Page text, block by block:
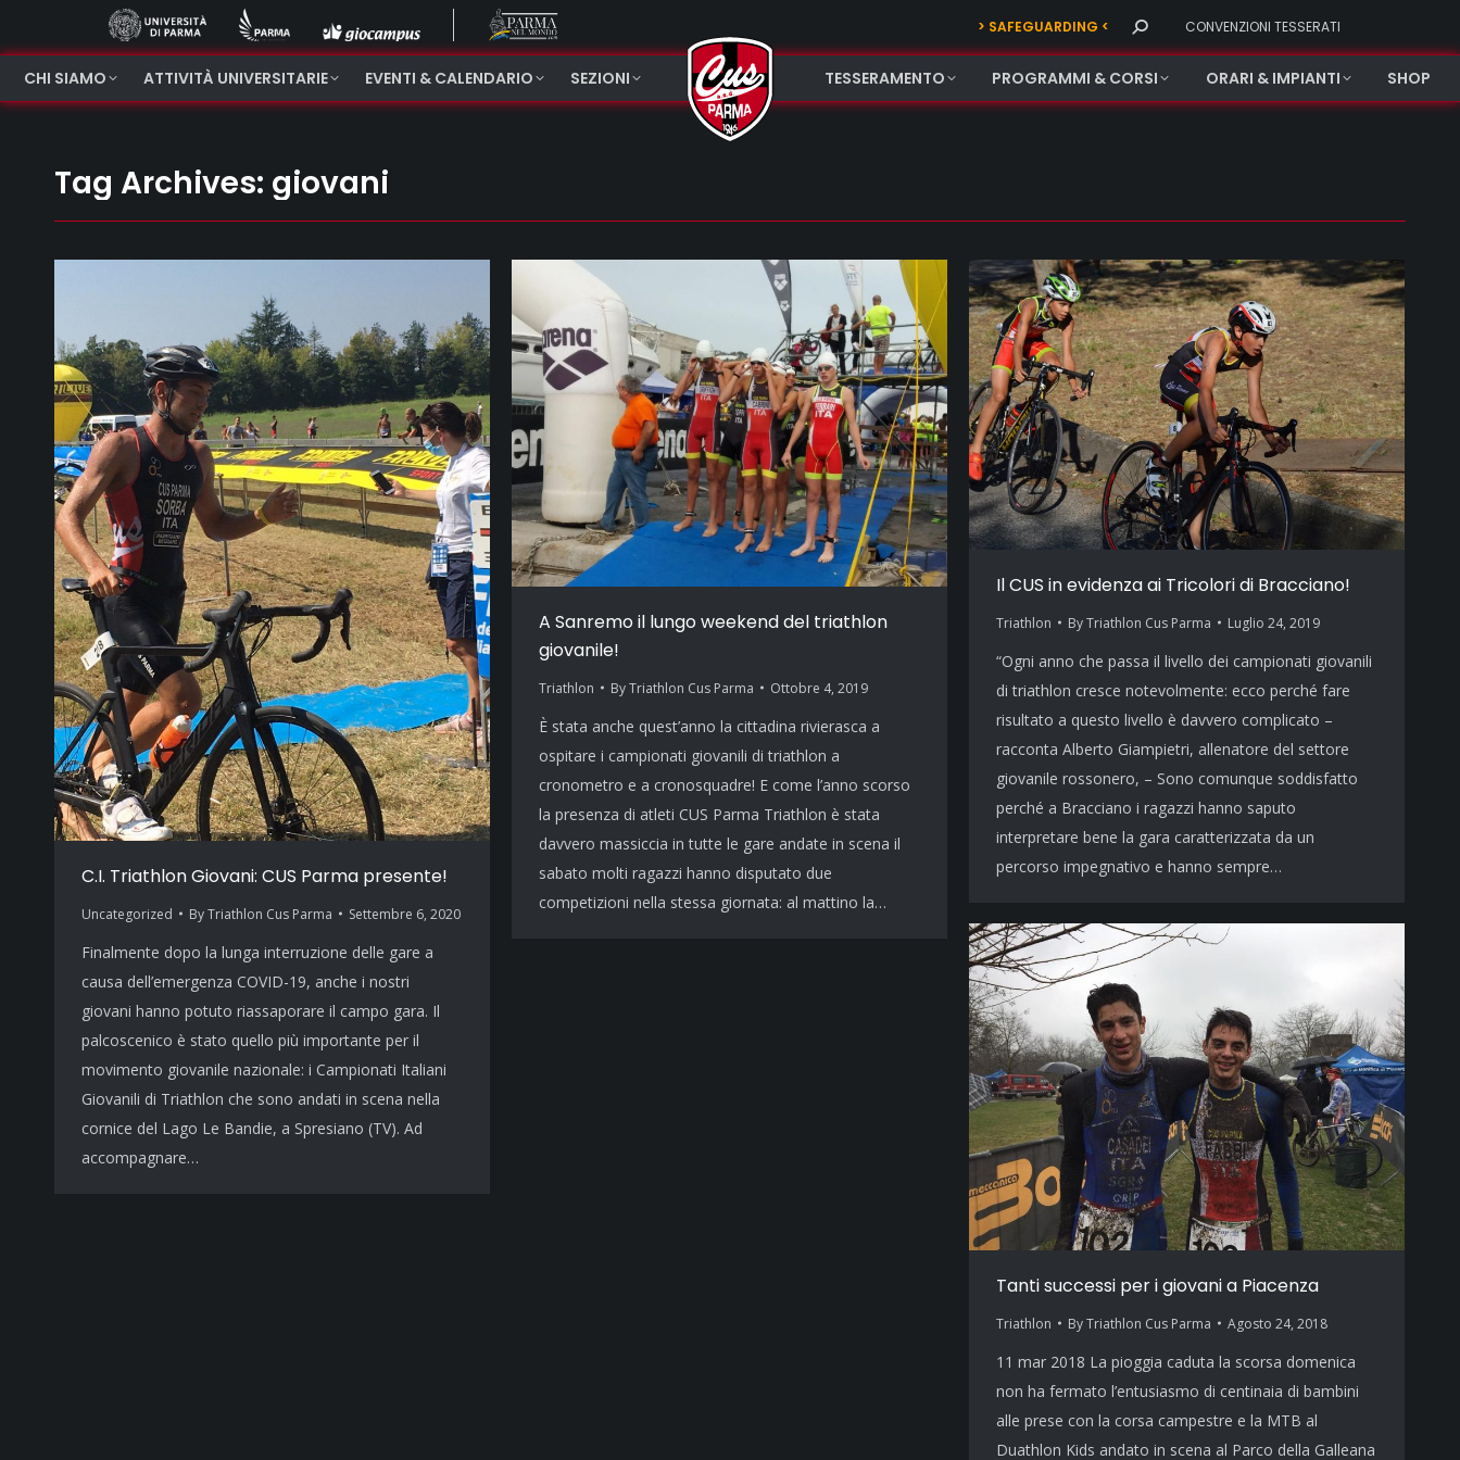
> SAFEGUARDING < Search: CONVENZIONI TESSERATI
CHI SIAMO ATTIVITÀ UNIVERSITARIE EVENTI & CALENDARIO SEZIONI TESSERAMENTO PROGRAMMI & CORSI ORARI & IMPIANTI SHOP
Tag Archives: giovani
C.I. Triathlon Giovani: CUS Parma presente!
Uncategorized ByTriathlon Cus Parma Settembre 6, 2020
Finalmente dopo la lunga interruzione delle gare a
causa dell’emergenza COVID-19, anche i nostri
giovani hanno potuto riassaporare il campo gara. Il
palcoscenico è stato quello più importante per il
movimento giovanile nazionale: i Campionati Italiani
Giovanili di Triathlon che sono andati in scena nella
cornice del Lago Le Bandie, a Spresiano (TV). Ad
accompagnare…
A Sanremo il lungo weekend del triathlon
giovanile!
Triathlon ByTriathlon Cus Parma Ottobre 4, 2019
È stata anche quest’anno la cittadina rivierasca a
ospitare i campionati giovanili di triathlon a
cronometro e a cronosquadre! E come l’anno scorso
la presenza di atleti CUS Parma Triathlon è stata
davvero massiccia in tutte le gare andate in scena il
sabato molti ragazzi hanno disputato due
competizioni nella stessa giornata: al mattino la…
Il CUS in evidenza ai Tricolori di Bracciano!
Triathlon ByTriathlon Cus Parma Luglio 24, 2019
“Ogni anno che passa il livello dei campionati giovanili
di triathlon cresce notevolmente: ecco perché fare
risultato a questo livello è davvero complicato –
racconta Alberto Giampietri, allenatore del settore
giovanile rossonero, – Sono comunque soddisfatto
perché a Bracciano i ragazzi hanno saputo
interpretare bene la gara caratterizzata da un
percorso impegnativo e hanno sempre…
Tanti successi per i giovani a Piacenza
Triathlon ByTriathlon Cus Parma Agosto 24, 2018
11 mar 2018 La pioggia caduta la scorsa domenica
non ha fermato l’entusiasmo di centinaia di bambini
alle prese con la corsa campestre e la MTB al
Duathlon Kids andato in scena al Parco della Galleana